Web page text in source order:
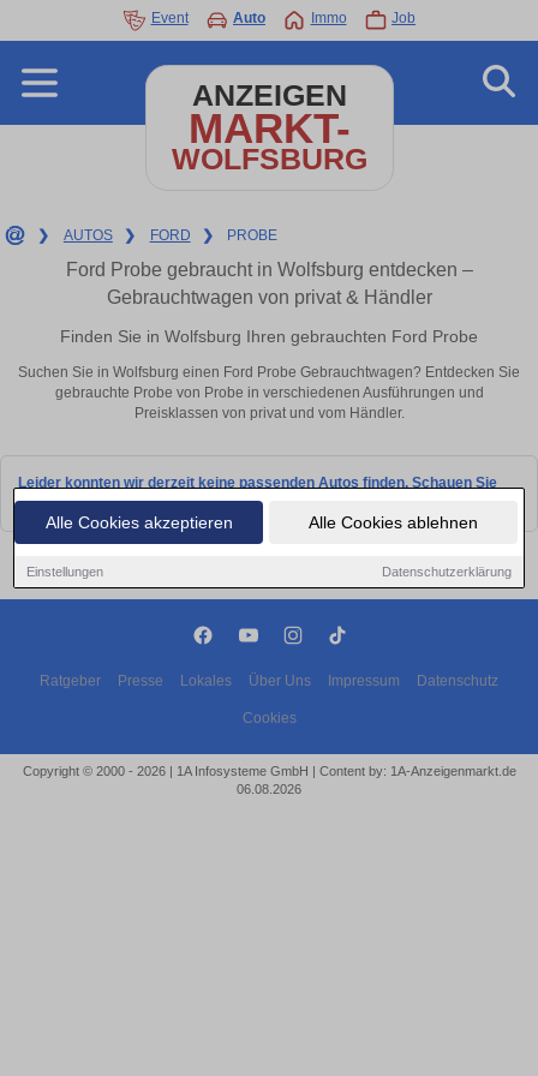
Alle Cookies akzeptieren Alle Cookies ablehnen
Einstellungen Datenschutzerklärung
Event Auto Immo Job
ANZEIGEN
MARKT-
WOLFSBURG
❯ AUTOS ❯ FORD ❯ PROBE
Ford Probe gebraucht in Wolfsburg entdecken –
Gebrauchtwagen von privat & Händler
Finden Sie in Wolfsburg Ihren gebrauchten Ford Probe
Suchen Sie in Wolfsburg einen Ford Probe Gebrauchtwagen? Entdecken Sie
gebrauchte Probe von Probe in verschiedenen Ausführungen und
Preisklassen von privat und vom Händler.
Leider konnten wir derzeit keine passenden Autos finden. Schauen Sie
bald wieder vorbei!
Ratgeber Presse Lokales Über Uns Impressum Datenschutz
Cookies
Copyright © 2000 - 2026 | 1A Infosysteme GmbH | Content by: 1A-Anzeigenmarkt.de
06.08.2026